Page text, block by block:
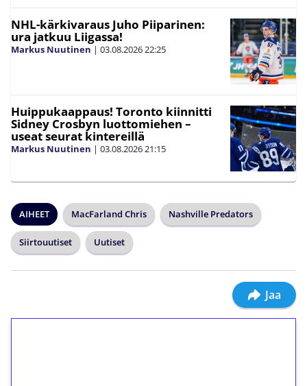
NHL-kärkivaraus Juho Piiparinen:
ura jatkuu Liigassa!
Markus Nuutinen | 03.08.202622:25
Huippukaappaus! Toronto kiinnitti
Sidney Crosbyn luottomiehen –
useat seurat kintereillä
Markus Nuutinen | 03.08.202621:15
AIHEET MacFarland Chris Nashville Predators
Siirtouutiset Uutiset
Jaa